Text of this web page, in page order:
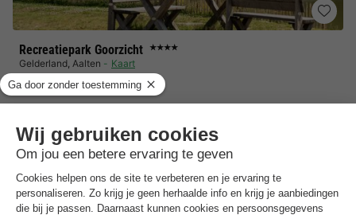
Recreatiepark Goorzicht ★★★★
Gelderland, Aalten Kaart
8.5 Zeer goed
Groot zwembad
Natuurgebied nabij
Van 28 tot 31 aug, 3 nachten, Vanaf
-30%
€ 245
Totaal€ 272,80incl. toeslagen